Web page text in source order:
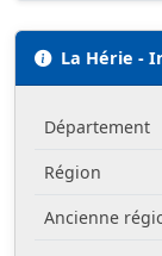
La Hérie -
Département
Région
Ancienne